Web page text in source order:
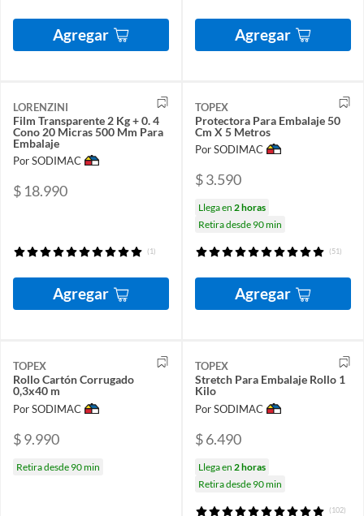
Agregar Agregar
LORENZINI
Film Transparente 2 Kg + 0. 4
Cono 20 Micras 500 Mm Para
Embalaje
Por SODIMAC
$ 18.990
(1)
Agregar
TOPEX
Protectora Para Embalaje 50
Cm X 5 Metros
Por SODIMAC
$ 3.590
Llega en 2 horas
Retira desde 90 min
(51)
Agregar
TOPEX
Rollo Cartón Corrugado
0,3x40 m
Por SODIMAC
$ 9.990
Retira desde 90 min
TOPEX
Stretch Para Embalaje Rollo 1
Kilo
Por SODIMAC
$ 6.490
Llega en 2 horas
Retira desde 90 min
(102)